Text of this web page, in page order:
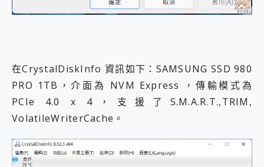
在CrystalDiskInfo 資訊如下：SAMSUNG SSD 980
PRO 1TB，介面為 NVM Express ，傳輸模式為
PCIe 4.0 x 4，支援了S.M.A.R.T.,TRIM,
VolatileWriterCache。